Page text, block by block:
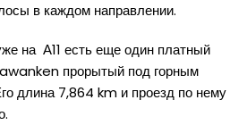
в каждом направлении.
на А11 есть еще один платный
прорытый под горным
длина 7,864 km и проезд по нему